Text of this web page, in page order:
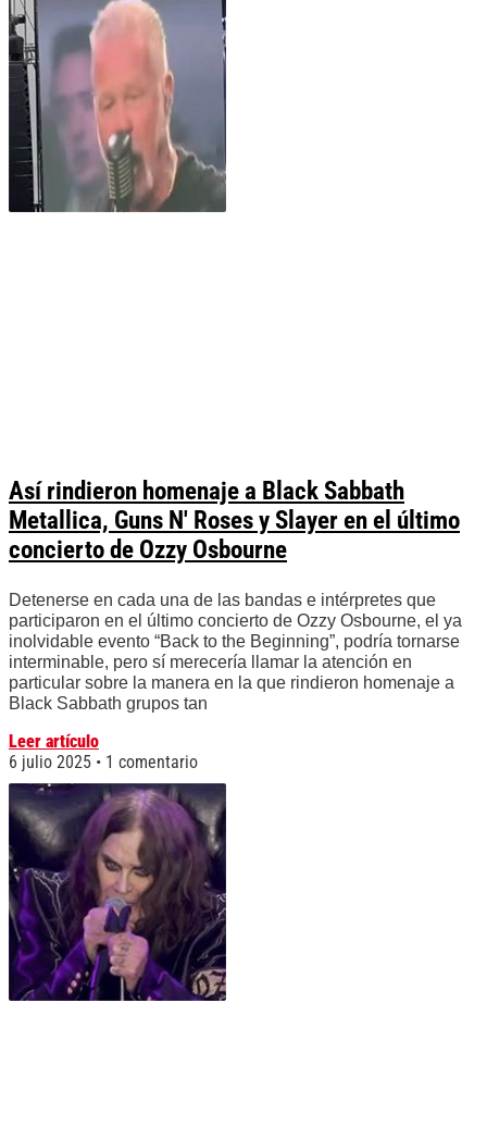
Así rindieron homenaje a Black Sabbath
Metallica, Guns N' Roses y Slayer en el último
concierto de Ozzy Osbourne
Detenerse en cada una de las bandas e intérpretes que
participaron en el último concierto de Ozzy Osbourne, el ya
inolvidable evento “Back to the Beginning”, podría tornarse
interminable, pero sí merecería llamar la atención en
particular sobre la manera en la que rindieron homenaje a
Black Sabbath grupos tan
Leer artículo
6 julio 2025
1 comentario